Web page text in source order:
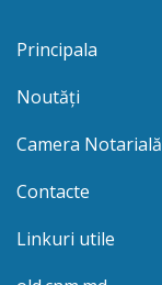
Principala
Noutăți
Camera Notarială
Contacte
Linkuri utile